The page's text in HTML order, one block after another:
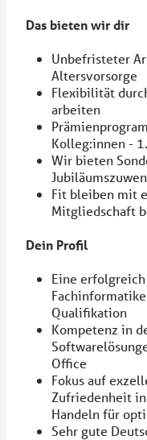
Das bieten wir dir
Unbefristeter
Altersvorsorge
Flexibilität
arbeiten
Kolleg:innen -
Wir bieten
Fit bleiben mit
Mitgliedschaft
Dein Profil
Eine
Qualifikation
Kompetenz in
Office
Fokus auf
Zufriedenheit
Handeln für
Sehr gute